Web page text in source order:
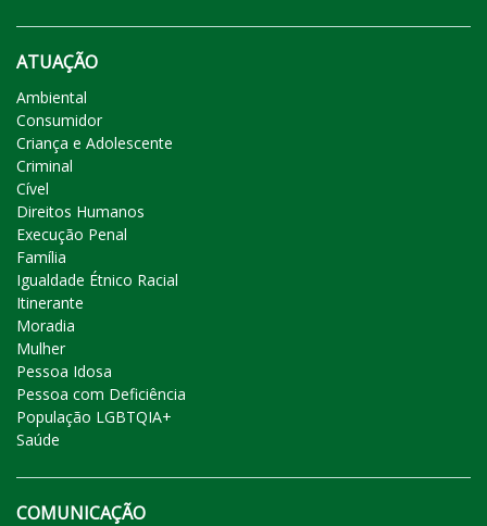
ATUAÇÃO
Ambiental
Consumidor
Criança e Adolescente
Criminal
Cível
Direitos Humanos
Execução Penal
Família
Igualdade Étnico Racial
Itinerante
Moradia
Mulher
Pessoa Idosa
Pessoa com Deficiência
População LGBTQIA+
Saúde
COMUNICAÇÃO